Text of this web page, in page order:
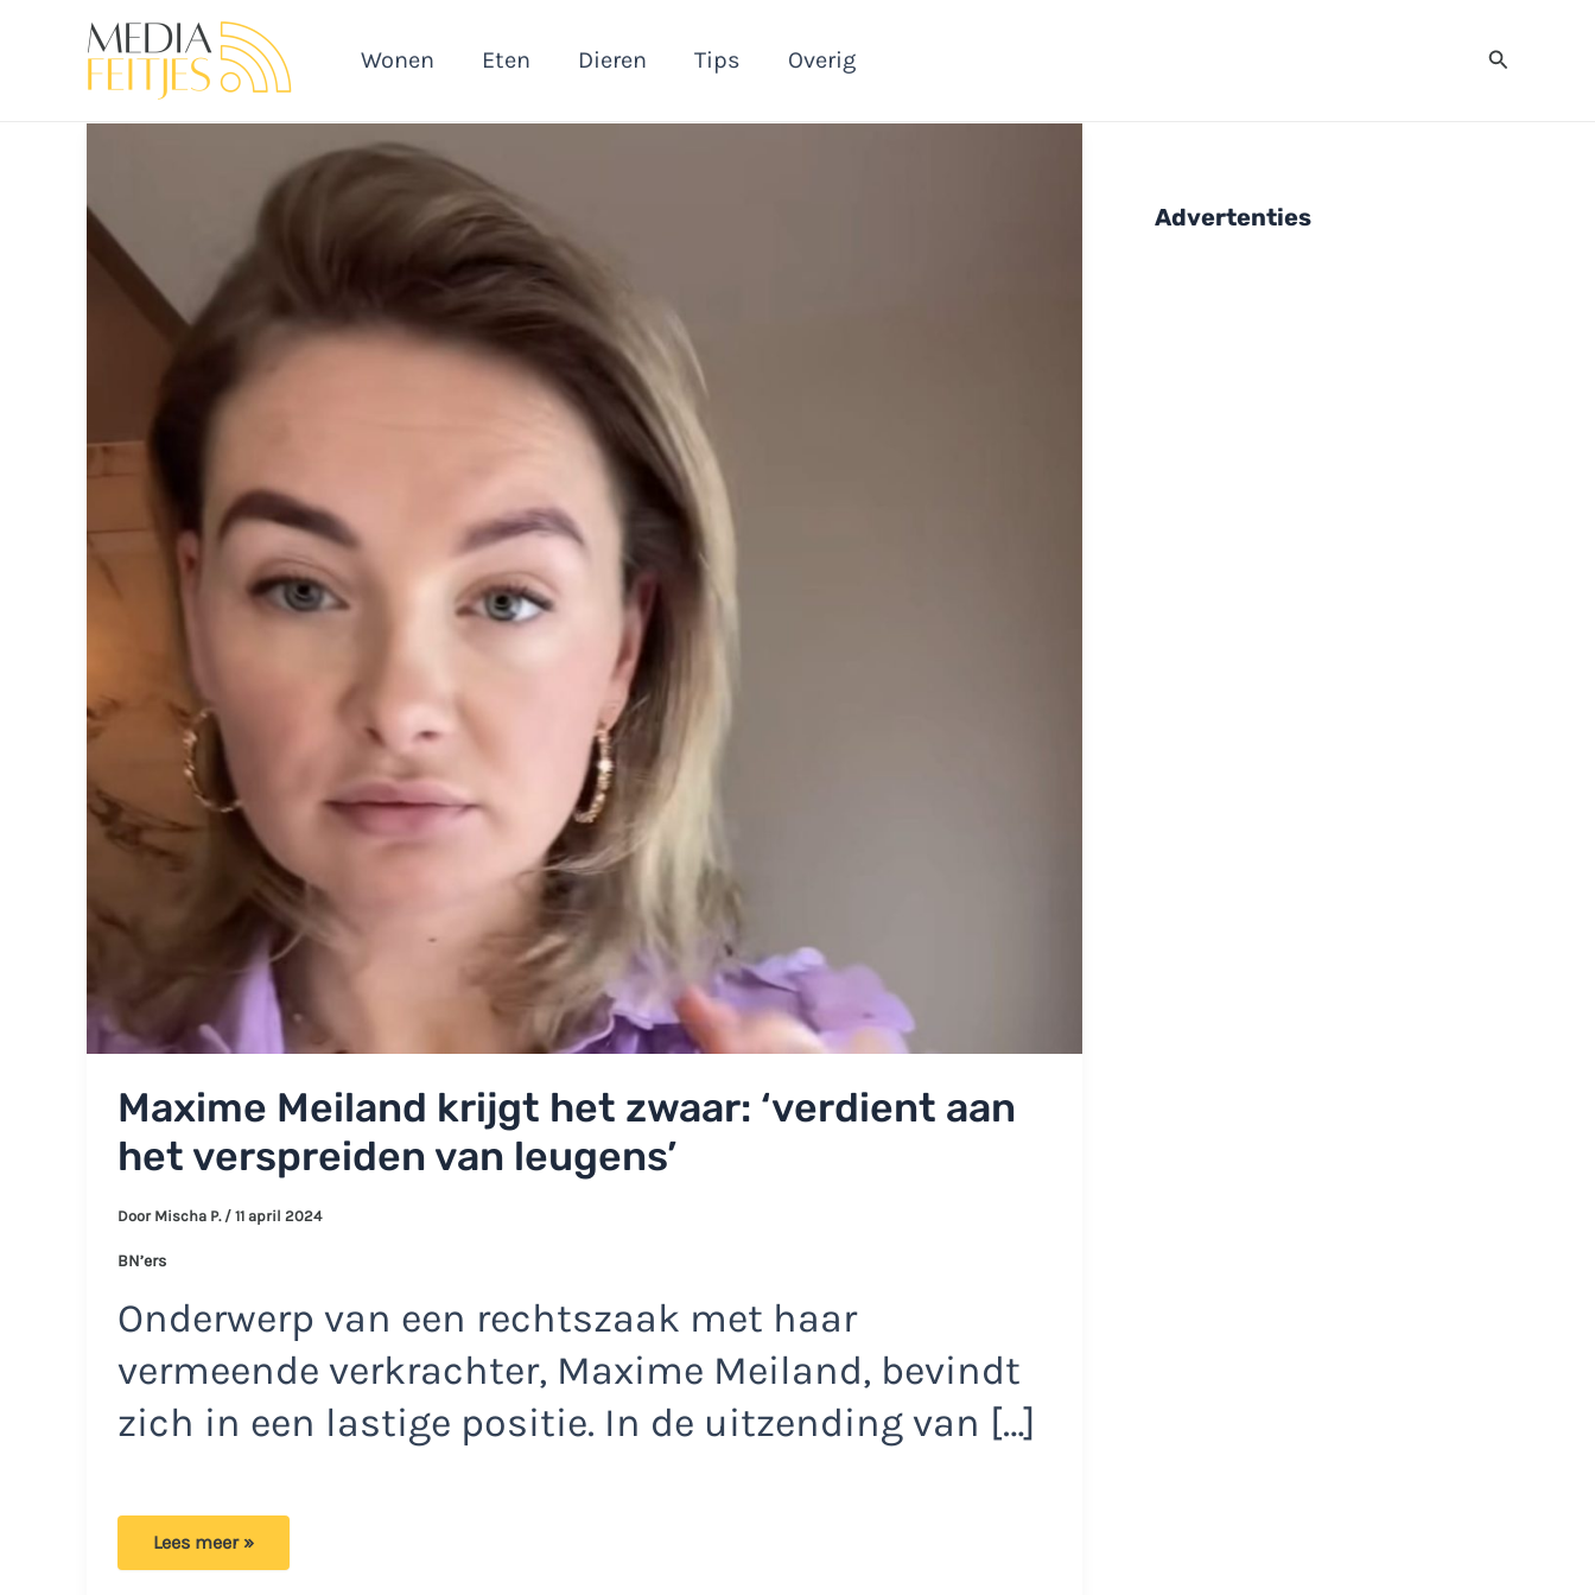
Wonen Eten Dieren Tips Overig Zoeken
Maxime Meiland krijgt het zwaar: ‘verdient aan
het verspreiden van leugens’
Door Mischa P. / 11 april 2024
BN’ers
Onderwerp van een rechtszaak met haar
vermeende verkrachter, Maxime Meiland, bevindt
zich in een lastige positie. In de uitzending van […]
Maxime
Lees meer »
Advertenties